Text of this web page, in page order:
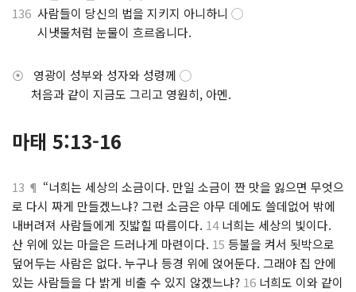
136 사람들이 당신의 법을 지키지 아니하니 ◯
시냇물처럼 눈물이 흐르옵니다.
⦿ 영광이 성부와 성자와 성령께 ◯
처음과 같이 지금도 그리고 영원히, 아멘.
마태 5:13-16
13 ¶ “너희는 세상의 소금이다. 만일 소금이 짠 맛을 잃으면 무엇으
로 다시 짜게 만들겠느냐? 그런 소금은 아무 데에도 쓸데없어 밖에
내버려져 사람들에게 짓밟힐 따름이다. 14너희는 세상의 빛이다.
산 위에 있는 마을은 드러나게 마련이다. 15 등불을 켜서 됫박으로
덮어두는 사람은 없다. 누구나 등경 위에 얹어둔다. 그래야 집 안에
있는 사람들을 다 밝게 비출 수 있지 않겠느냐? 16 너희도 이와 같이